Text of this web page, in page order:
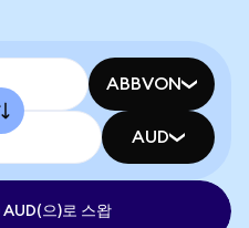
ABBVON
AUD
으)로 스왑